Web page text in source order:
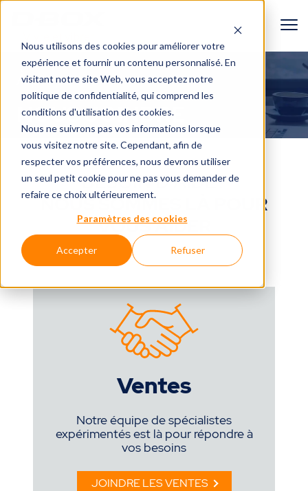
Nous utilisons des cookies pour améliorer votre
expérience et fournir un contenu personnalisé. En
visitant notre site Web, vous accepteznotre
politique de confidentialité, qui comprend les
conditions d'utilisation des cookies.
Nous ne suivrons pas vos informations lorsque
vous visitez notre site. Cependant, afin de
respecter vos préférences, nous devrons utiliser
un seul petit cookie pour ne pas vous demander de
refaire ce choix ultérieurement.
Paramètres des cookies
Accepter Refuser
À propos
NOUS JOINDRE
BESOIN D'AIDE?
NOUS SOMMES LÀ POUR
VOUS AIDER
Ventes
Notre équipe de spécialistes
expérimentés est là pour répondre à
vos besoins
JOINDRE LES VENTES